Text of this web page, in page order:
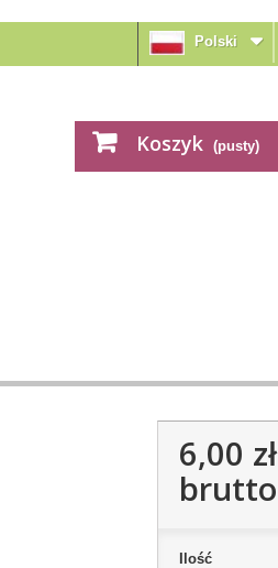
Polski
Koszyk (pusty)
6,00 zł
brutto
Ilość